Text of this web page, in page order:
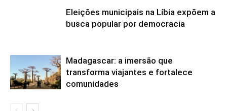
Eleições municipais na Líbia expõem a
busca popular por democracia
Madagascar: a imersão que
transforma viajantes e fortalece
comunidades